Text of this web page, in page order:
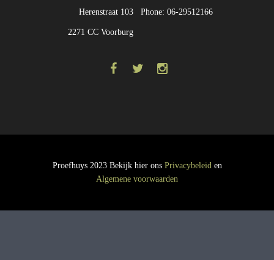
Phone: 06-29512166
Herenstraat 103
2271 CC Voorburg
Proefhuys 2023 Bekijk hier ons Privacybeleid en
Algemene voorwaarden